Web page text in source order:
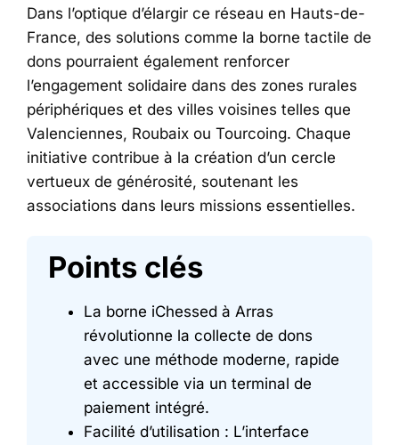
Dans l’optique d’élargir ce réseau en Hauts-de-
France, des solutions comme la borne tactile de
dons pourraient également renforcer
l’engagement solidaire dans des zones rurales
périphériques et des villes voisines telles que
Valenciennes, Roubaix ou Tourcoing. Chaque
initiative contribue à la création d’un cercle
vertueux de générosité, soutenant les
associations dans leurs missions essentielles.
Points clés
La borne iChessed à Arras
révolutionne la collecte de dons
avec une méthode moderne, rapide
et accessible via un terminal de
paiement intégré.
Facilité d’utilisation : L’interface